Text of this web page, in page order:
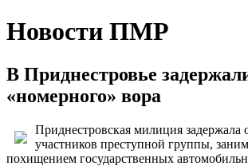
Новости ПМР
В Приднестровье
«номерного» вора
Приднестровская милиция задержала
участников преступной группы,
похищением государственных